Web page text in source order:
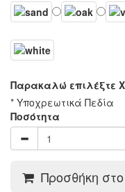
Παρακαλώ επιλέξτε
* Υποχρεωτικά Πεδία
Ποσότητα
Προσθήκη